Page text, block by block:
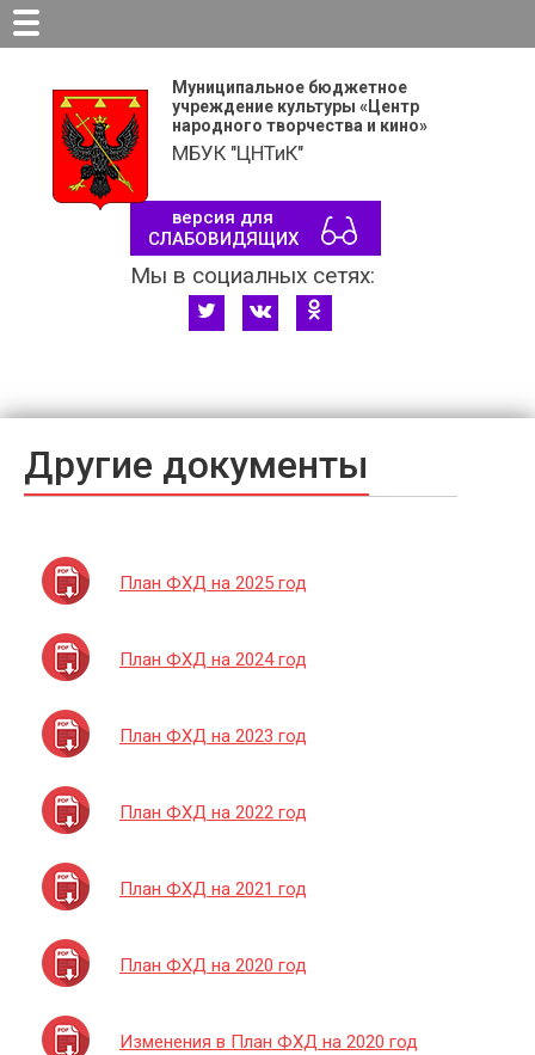
Муниципальное бюджетное
учреждение культуры «Центр
народного творчества и кино»
МБУК "ЦНТиК"
версия для
СЛАБОВИДЯЩИХ
Мы в социалных сетях:
Другие документы
План ФХД на 2025 год
План ФХД на 2024 год
План ФХД на 2023 год
План ФХД на 2022 год
План ФХД на 2021 год
План ФХД на 2020 год
Изменения в План ФХД на 2020 год